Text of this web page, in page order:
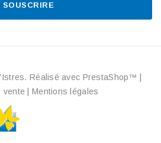
SOUSCRIRE
Réalisé avec PrestaShop™
vente
Mentions légales